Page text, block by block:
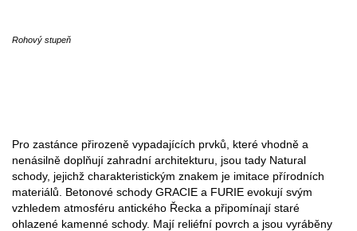
Rohový stupeň
Pro zastánce přirozeně vypadajících prvků, které vhodně a
nenásilně doplňují zahradní architekturu, jsou tady Natural
schody, jejichž charakteristickým znakem je imitace přírodních
materiálů. Betonové schody GRACIE a FURIE evokují svým
vzhledem atmosféru antického Řecka a připomínají staré
ohlazené kamenné schody. Mají reliéfní povrch a jsou vyráběny